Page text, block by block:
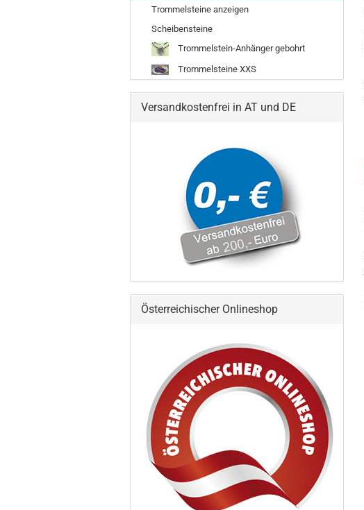
Trommelsteine anzeigen
Scheibensteine
Trommelstein-Anhänger gebohrt
Trommelsteine XXS
Versandkostenfrei in AT und DE
Österreichischer Onlineshop